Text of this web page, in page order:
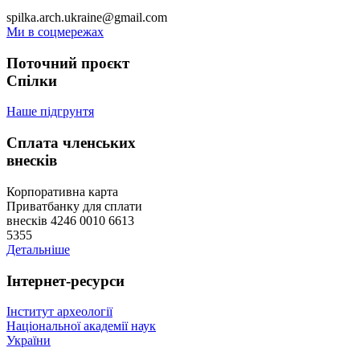
spilka.arch.ukraine@gmail.com
Ми в соцмережах
Поточний проєкт
Спілки
Наше підгрунтя
Сплата членських
внесків
Корпоративна карта
Приватбанку для сплати
внесків 4246 0010 6613
5355
Детальніше
Інтернет-ресурси
Інститут археології
Національної академії наук
України